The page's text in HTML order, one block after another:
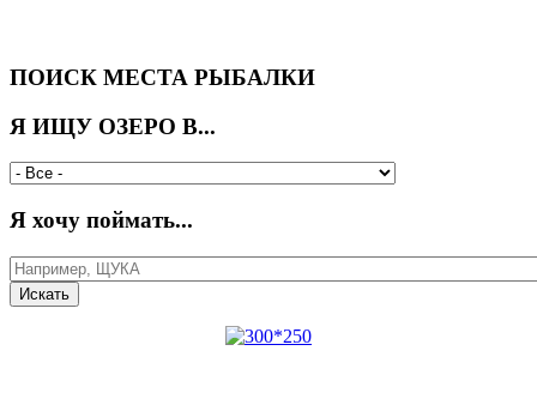
ПОИСК МЕСТА РЫБАЛКИ
Я ИЩУ ОЗЕРО В...
Я хочу поймать...